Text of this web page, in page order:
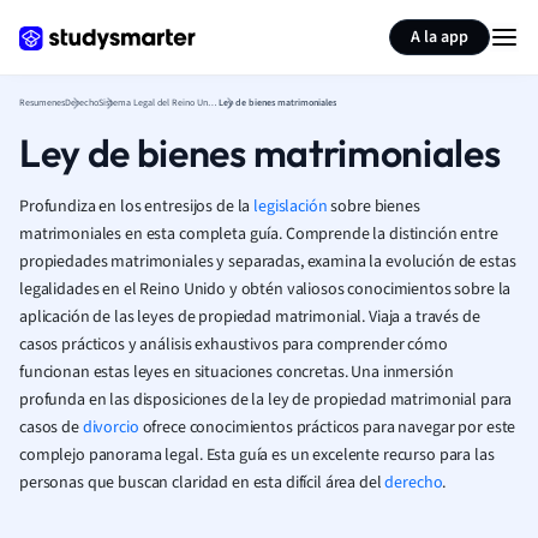
A la app
ResumenesDerecho Sistema Legal del Reino UnidoLey de bienes matrimoniales
Ley de bienes matrimoniales
Profundiza en los entresijos de la legislaciónsobre bienes
matrimoniales en esta completa guía. Comprende la distinción entre
propiedades matrimoniales y separadas, examina la evolución de estas
legalidades en el Reino Unido y obtén valiosos conocimientos sobre la
aplicación de las leyes de propiedad matrimonial. Viaja a través de
casos prácticos y análisis exhaustivos para comprender cómo
funcionan estas leyes en situaciones concretas. Una inmersión
profunda en las disposiciones de la ley de propiedad matrimonial para
casos dedivorcio ofrece conocimientos prácticos para navegar por este
complejo panorama legal. Esta guía es un excelente recurso para las
personas que buscan claridad en esta difícil área delderecho.
Resumir página